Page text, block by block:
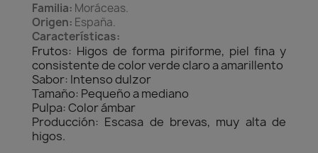
Familia: Moráceas.
Origen: España.
Características:
Frutos: Higos de forma piriforme, piel fina y
consistente de color verde claro a amarillento
Sabor: Intenso dulzor
Tamaño: Pequeño a mediano
Pulpa: Color ámbar
Producción: Escasa de brevas, muy alta de
higos.